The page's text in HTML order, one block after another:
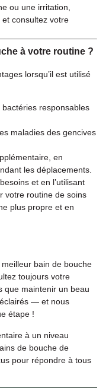
ou une irritation,
et consultez votre
à votre routine ?
lorsqu’il est utilisé
bactéries responsables
maladies des gencives
en
les déplacements.
et en l’utilisant
votre routine de soins
plus propre et en
bain de bouche
toujours votre
que maintenir un beau
— et nous
étape !
à un niveau
de bouche de
pour répondre à tous